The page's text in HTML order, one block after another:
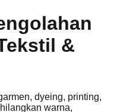
&
dyeing, printing,
warna,